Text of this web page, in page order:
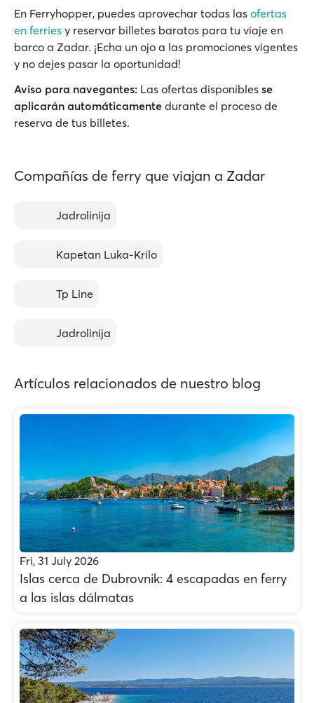
En Ferryhopper, puedes aprovechar todas las ofertas
en ferries y reservar billetes baratos para tu viaje en
barco a Zadar. ¡Echa un ojo a las promociones vigentes
y no dejes pasar la oportunidad!
Aviso para navegantes: Las ofertas disponibles se
aplicarán automáticamente durante el proceso de
reserva de tus billetes.
Compañías de ferry que viajan a Zadar
Jadrolinija
Kapetan Luka-Krilo
Tp Line
Jadrolinija
Artículos relacionados de nuestro blog
Fri, 31 July 2026
Islas cerca de Dubrovnik: 4 escapadas en ferry
a las islas dálmatas